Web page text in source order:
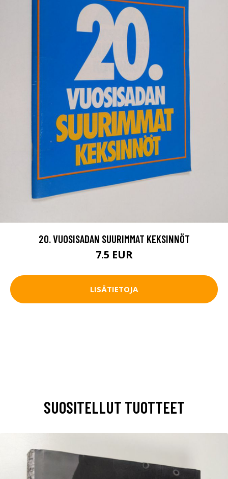
20. VUOSISADAN SUURIMMAT KEKSINNÖT
7.5 EUR
LISÄTIETOJA
SUOSITELLUT TUOTTEET